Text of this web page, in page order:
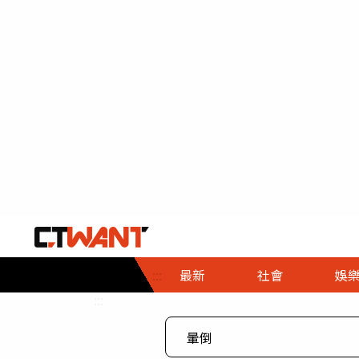
::: 最新 社會
社會首頁
時事
娛樂
娛樂首頁
即時
專題
財經首頁
熱線
３Ｃ
政